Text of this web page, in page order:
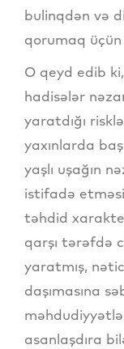
bulinqdən və
qorumaq üçün
O qeyd edib
hadisələr
yaratdığı
yaxınlarda
yaşlı uşağın
istifadə
təhdid
qarşı tərəfdə
yaratmış,
daşımasına
asanlaşdıra